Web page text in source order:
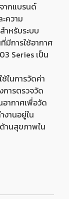
ากแบรนด์
ความ
ำหรับระบบ
มีการใช้อากาศ
Series เป็น
ในการวัดค่า
ารตรวจวัด
อากาศเพื่อวัด
านอยู่ใน
านสุขภาพใน